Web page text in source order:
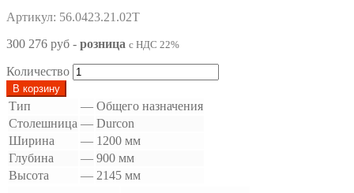
Артикул: 56.0423.21.02Т
300 276 руб - розница с НДС 22%
Количество
В корзину
Тип — Общего назначения
Столешница — Durcon
Ширина
— 1200 мм
Глубина
— 900 мм
Высота
— 2145 мм